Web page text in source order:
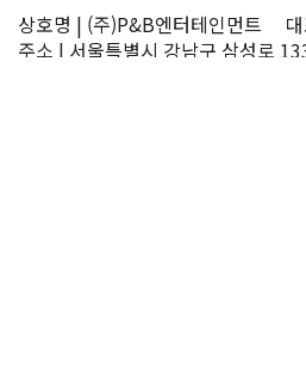
상호명 | (주)P&B엔터테인먼트
주소 | 서울특별시 강남구 삼성로